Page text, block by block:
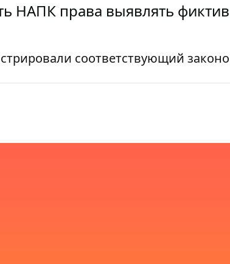
НАПК права выявлять
соответствующий